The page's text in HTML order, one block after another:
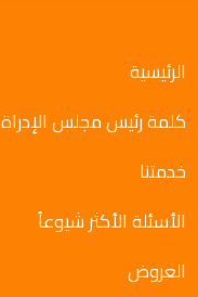
الرئيسية
كلمة رئيس مجلس الإدراة
خدمتنا
الأسئلة الأكثر شيوعاً
العروض